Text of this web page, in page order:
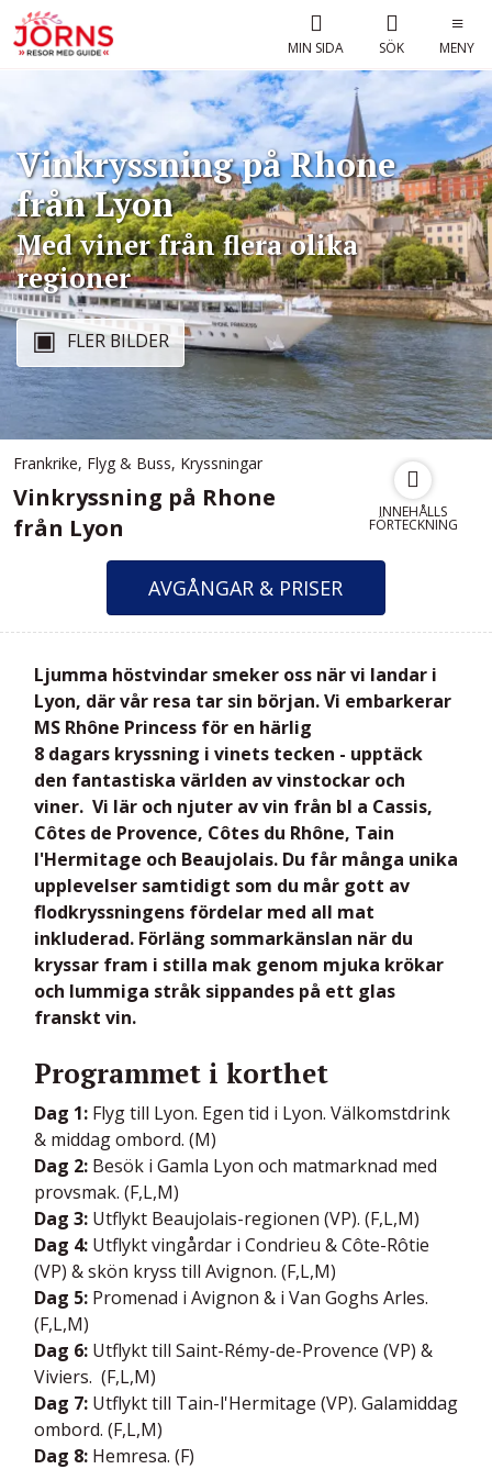
MIN SIDA SÖK MENY
Vinkryssning på Rhone
från Lyon
Med viner från flera olika
regioner
FLER BILDER
Frankrike, Flyg & Buss, Kryssningar
Vinkryssning på Rhone
från Lyon
AVGÅNGAR & PRISER
INNEHÅLLS
FÖRTECKNING
Ljumma höstvindar smeker oss när vi landar i
Lyon, där vår resa tar sin början. Vi embarkerar
MS Rhône Princess för en härlig
8 dagars kryssning i vinets tecken - upptäck
den fantastiska världen av vinstockar och
viner. Vi lär och njuter av vin från bl a Cassis,
Côtes de Provence, Côtes du Rhône, Tain
l'Hermitage och Beaujolais. Du får många unika
upplevelser samtidigt som du mår gott av
flodkryssningens fördelar med all mat
inkluderad. Förläng sommarkänslan när du
kryssar fram i stilla mak genom mjuka krökar
och lummiga stråk sippandes på ett glas
franskt vin.
Programmet i korthet
Dag 1: Flyg till Lyon. Egen tid i Lyon. Välkomstdrink
& middag ombord. (M)
Dag 2: Besök i Gamla Lyon och matmarknad med
provsmak. (F,L,M)
Dag 3: Utflykt Beaujolais-regionen (VP). (F,L,M)
Dag 4: Utflykt vingårdar i Condrieu & Côte-Rôtie
(VP) & skön kryss till Avignon. (F,L,M)
Dag 5: Promenad i Avignon & i Van Goghs Arles.
(F,L,M)
Dag 6: Utflykt till Saint-Rémy-de-Provence (VP) &
Viviers. (F,L,M)
Dag 7: Utflykt till Tain-l'Hermitage (VP). Galamiddag
ombord. (F,L,M)
Dag 8: Hemresa. (F)